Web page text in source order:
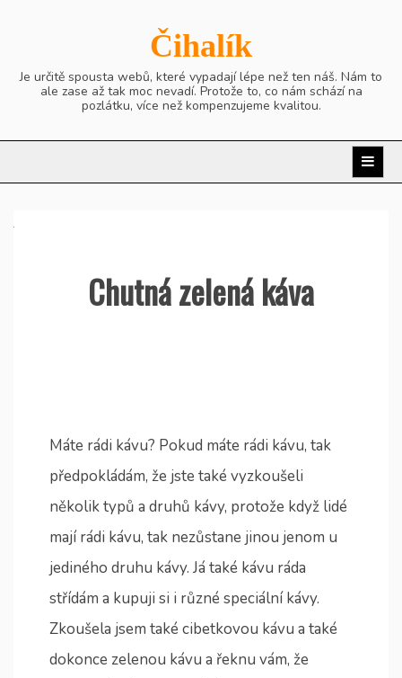
Čihalík
Je určitě spousta webů, které vypadají lépe než ten náš. Nám to
ale zase až tak moc nevadí. Protože to, co nám schází na
pozlátku, více než kompenzujeme kvalitou.
Chutná zelená káva
Máte rádi kávu? Pokud máte rádi kávu, tak
předpokládám, že jste také vyzkoušeli
několik typů a druhů kávy, protože když lidé
mají rádi kávu, tak nezůstane jinou jenom u
jediného druhu kávy. Já také kávu ráda
střídám a kupuji si i různé speciální kávy.
Zkoušela jsem také cibetkovou kávu a také
dokonce zelenou kávu a řeknu vám, že